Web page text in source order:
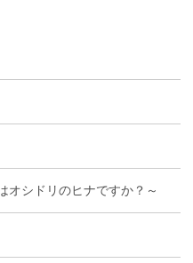
オシドリのヒナですか？～